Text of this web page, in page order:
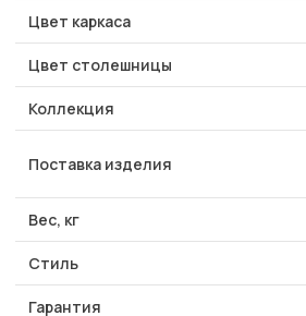
Цвет каркаса
Цвет столешницы
Коллекция
Поставка изделия
Вес, кг
Стиль
Гарантия